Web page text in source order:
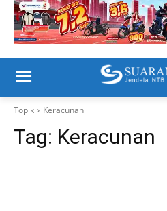
Topik Keracunan
Tag: Keracunan